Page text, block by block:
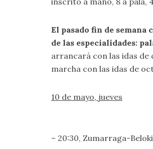
El pasado fin de
de las especialidades:
arrancará con las idas de
marcha con las idas de
10 de mayo, jueves
– 20:30, Zumarraga-